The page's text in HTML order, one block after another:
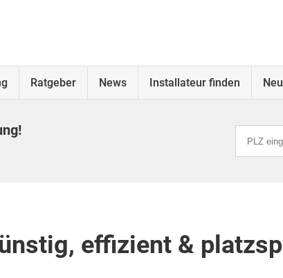
Ratgeber News Installateur finden
effizient &